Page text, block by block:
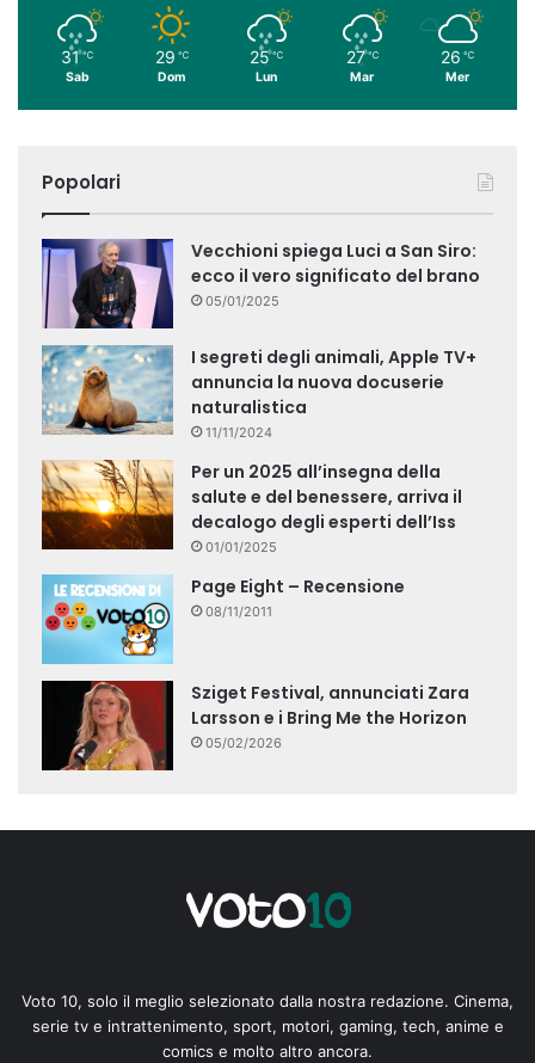
31 ℃
Sab
29 ℃
Dom
25 ℃
Lun
27 ℃
Mar
26 ℃
Mer
Popolari
Vecchioni spiega Luci a San Siro:
ecco il vero significato del brano
05/01/2025
I segreti degli animali, Apple TV+
annuncia la nuova docuserie
naturalistica
11/11/2024
Per un 2025 all’insegna della
salute e del benessere, arriva il
decalogo degli esperti dell’Iss
01/01/2025
Page Eight – Recensione
08/11/2011
Sziget Festival, annunciati Zara
Larsson e i Bring Me the Horizon
05/02/2026
Voto 10, solo il meglio selezionato dalla nostra redazione. Cinema,
serie tv e intrattenimento, sport, motori, gaming, tech, anime e
comics e molto altro ancora.